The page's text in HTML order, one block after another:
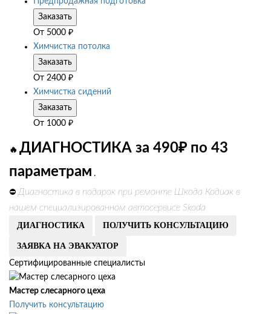
Заказать
От 5000 ₽
Химчистка потолка
Заказать
От 2400 ₽
Химчистка сидений
Заказать
От 1000 ₽
🔥 ДИАГНОСТИКА за 490₽ по 43
параметрам .
⛔ Диагностика в подарок при ремонте Шкода Кодиак в
нашем специализированном автосервисе Skoda
ДИАГНОСТИКА ПОЛУЧИТЬ КОНСУЛЬТАЦИЮ
ЗАЯВКА НА ЭВАКУАТОР
Сертифицированные специалисты
Мастер слесарного цеха
Получить консультацию